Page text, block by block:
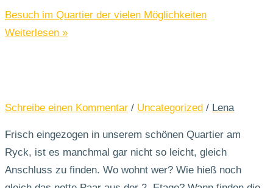
Besuch im Quartier der vielen Möglichkeiten
Weiterlesen »
Schreibe einen Kommentar / Uncategorized / Lena
Frisch eingezogen in unserem schönen Quartier am
Ryck, ist es manchmal gar nicht so leicht, gleich
Anschluss zu finden. Wo wohnt wer? Wie hieß noch